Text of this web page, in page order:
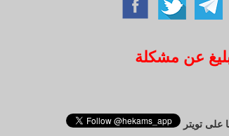
عن مشكلة
على تويتر